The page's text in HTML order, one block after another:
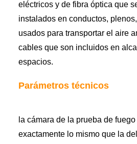
eléctricos y de fibra óptica que
instalados en conductos,
usados para transportar el aire
cables que son incluidos en
espacios.
Parámetros técnicos
la cámara de la prueba de
exactamente lo mismo que la